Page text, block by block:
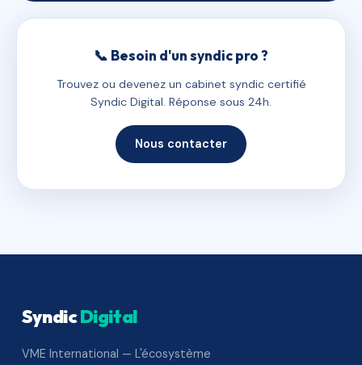
📞 Besoin d'un syndic pro ?
Trouvez ou devenez un cabinet syndic certifié
Syndic Digital. Réponse sous 24h.
Nous contacter
SyndicDigital
VME International — L'écosystème